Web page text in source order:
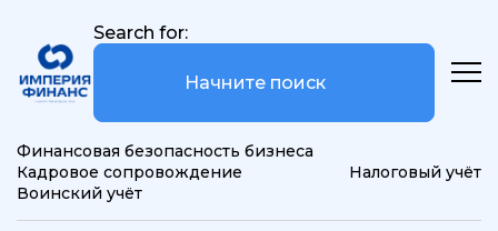
Search for:
Финансовая безопасность бизнеса
Кадровое сопровождение
Налоговый учёт
Воинский учёт